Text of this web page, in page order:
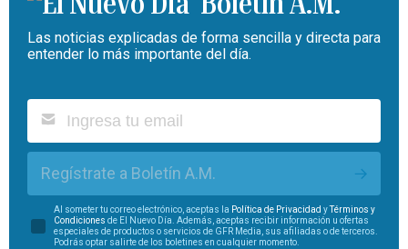
Las noticias explicadas de forma sencilla y directa para
entender lo más importante del día.
Regístrate a Boletín A.M.
Al someter tu correo electrónico, aceptas la Política de Privacidad y
Términos y
Condiciones de El Nuevo Día. Además, aceptas recibir información u ofertas
especiales de productos o servicios de GFR Media, sus afiliadas o de terceros.
Podrás optar salirte de los boletines en cualquier momento.